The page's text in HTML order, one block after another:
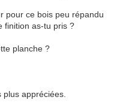
pour ce bois peu répandu
finition as-tu pris ?
planche ?
appréciées.